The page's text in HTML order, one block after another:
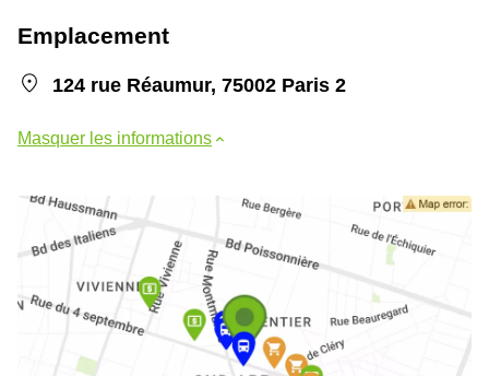
Emplacement
124 rue Réaumur, 75002 Paris 2
Masquer les informations